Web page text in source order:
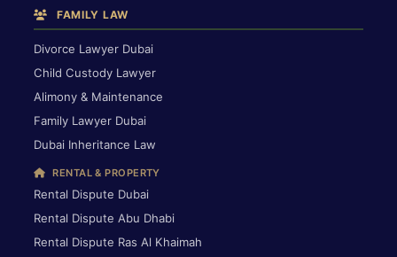
FAMILY LAW
Divorce Lawyer Dubai
Child Custody Lawyer
Alimony & Maintenance
Family Lawyer Dubai
Dubai Inheritance Law
RENTAL & PROPERTY
Rental Dispute Dubai
Rental Dispute Abu Dhabi
Rental Dispute Ras Al Khaimah